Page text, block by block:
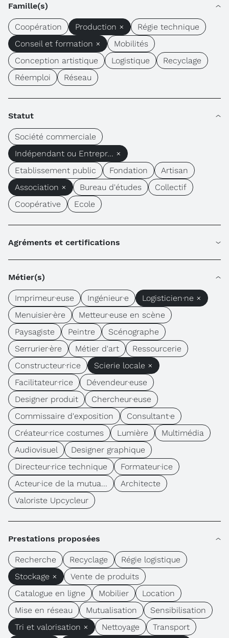
Famille(s)
Coopération Production ×
Régie technique
Conseil et formation ×
Mobilités
Conception artistique
Logistique
Recyclage
Réemploi
Réseau
Statut
Société commerciale
Indépendant ou Entrepr... ×
Etablissement public
Fondation
Artisan
Association ×
Bureau d'études
Collectif
Coopérative
Ecole
Agréments et certifications
Métier(s)
Imprimeur·euse Ingénieur·e
Logisticien·ne ×
Menuisier·ère
Metteur·euse en scène
Paysagiste
Peintre
Scénographe
Serrurier·ère
Métier d'art
Ressourcerie
Constructeur·rice
Scierie locale ×
Facilitateur·rice
Dévendeur·euse
Designer produit
Chercheur·euse
Commissaire d'exposition
Consultant·e
Créateur·rice costumes
Lumière
Multimédia
Audiovisuel
Designer graphique
Directeur·rice technique
Formateur·ice
Acteur·ice de la mutua...
Architecte
Valoriste Upcycleur
Prestations proposées
Recherche Recyclage
Régie logistique
Stockage ×
Vente de produits
Catalogue en ligne
Mobilier
Location
Mise en réseau
Mutualisation
Sensibilisation
Tri et valorisation ×
Nettoyage Transport